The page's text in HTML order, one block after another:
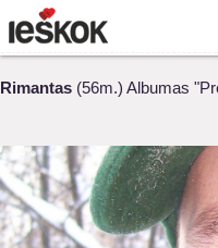
Rimantas (56m.) Albumas